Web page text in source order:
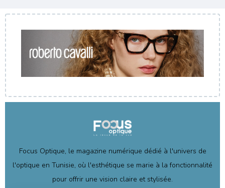
Focus Optique, le magazine numérique dédié à l'univers de
l'optique en Tunisie, où l'esthétique se marie à la fonctionnalité
pour offrir une vision claire et stylisée.